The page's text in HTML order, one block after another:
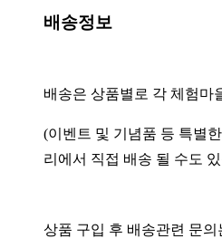
배송정보
배송은 상품별로 각 체험마
(이벤트 및 기념품 등 특별
리에서 직접 배송 될 수도
상품 구입 후 배송관련 문